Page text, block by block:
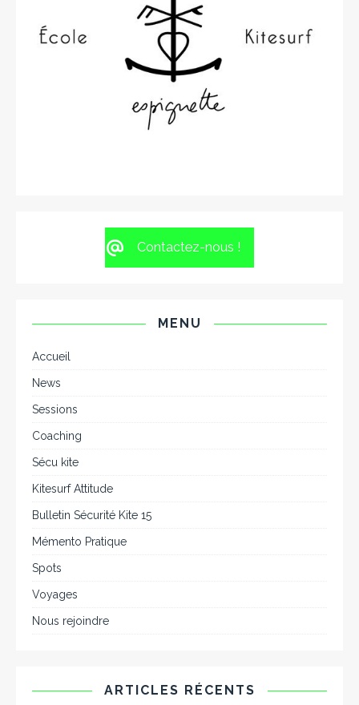
Contactez-nous !
MENU
Accueil
News
Sessions
Coaching
Sécu kite
Kitesurf Attitude
Bulletin Sécurité Kite 15
Mémento Pratique
Spots
Voyages
Nous rejoindre
ARTICLES RÉCENTS